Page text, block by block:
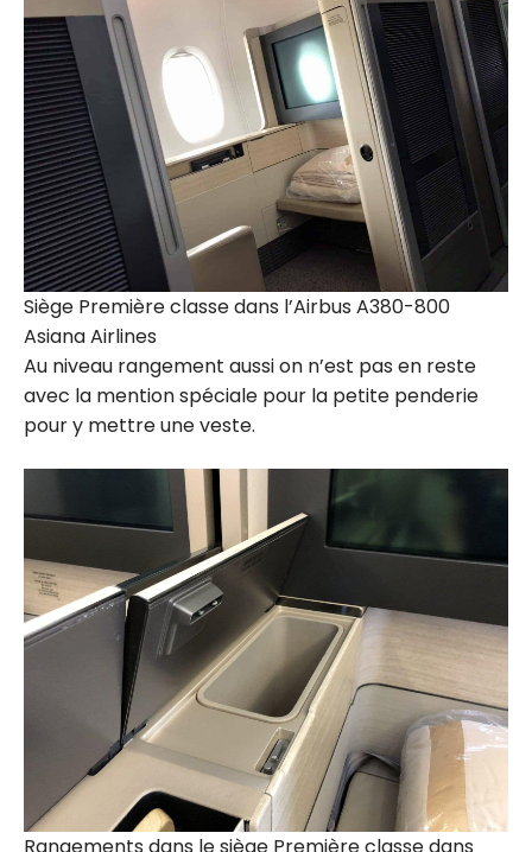
Siège Première classe dans l’Airbus A380-800
Asiana Airlines
Au niveau rangement aussi on n’est pas en reste
avec la mention spéciale pour la petite penderie
pour y mettre une veste.
Rangements dans le siège Première classe dans